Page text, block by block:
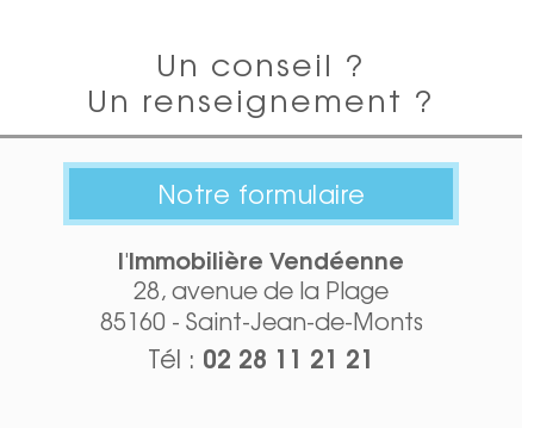
Un conseil ?
Un renseignement ?
Notre formulaire
l'Immobilière Vendéenne
28, avenue de la Plage
85160 - Saint-Jean-de-Monts
Tél : 02 28 11 21 21